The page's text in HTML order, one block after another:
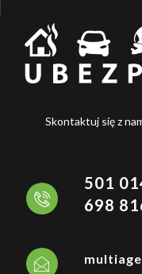
Skontaktuj się z
501
698